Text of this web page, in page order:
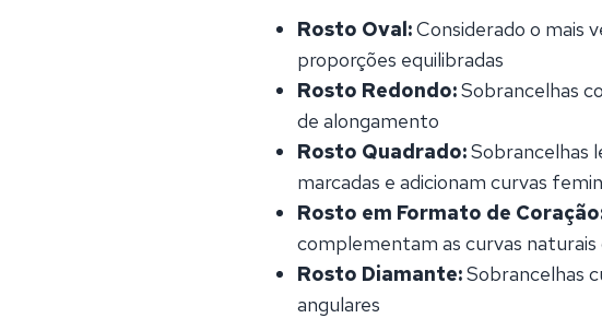
Rosto Oval:Considerado o mais
proporções equilibradas
Rosto Redondo:Sobrancelhas
de alongamento
Rosto Quadrado:Sobrancelhas
marcadas e adicionam curvas
Rosto em Formato de
complementam as curvas
Rosto Diamante:Sobrancelhas
angulares